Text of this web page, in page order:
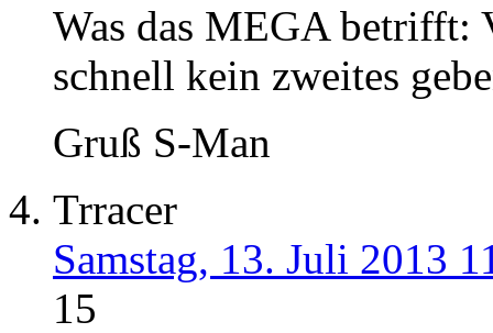
Was das MEGA betrifft:
schnell kein zweites
Gruß S-Man
Trracer
Samstag, 13. Juli 2013
15